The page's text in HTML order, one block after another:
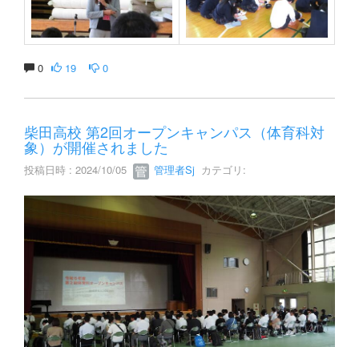
0 19 0
柴田高校 第2回オープンキャンパス（体育科対
象）が開催されました
投稿日時 : 2024/10/05 管理者Sj カテゴリ: